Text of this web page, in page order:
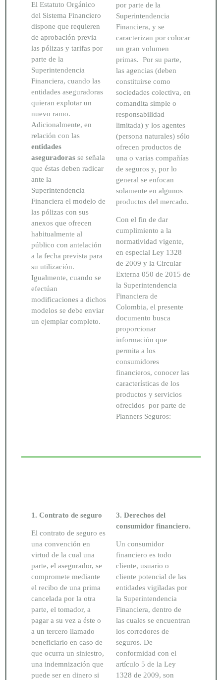
El Estatuto Orgánico
del Sistema Financiero
dispone que requieren
de aprobación previa
las pólizas y tarifas por
parte de la
Superintendencia
Financiera, cuando las
entidades aseguradoras
quieran explotar un
nuevo ramo.
Adicionalmente, en
relación con las
entidades
aseguradoras se señala
que éstas deben radicar
ante la
Superintendencia
Financiera el modelo de
las pólizas con sus
anexos que ofrecen
habitualmente al
público con antelación
a la fecha prevista para
su utilización.
Igualmente, cuando se
efectúan
modificaciones a dichos
modelos se debe enviar
un ejemplar completo.
por parte de la
Superintendencia
Financiera, y se
caracterizan por colocar
un gran volumen
primas. Por su parte,
las agencias (deben
constituirse como
sociedades colectiva, en
comandita simple o
responsabilidad
limitada) y los agentes
(persona naturales) sólo
ofrecen productos de
una o varias compañías
de seguros y, por lo
general se enfocan
solamente en algunos
productos del mercado.
Con el fin de dar
cumplimiento a la
normatividad vigente,
en especial Ley 1328
de 2009 y la Circular
Externa 050 de 2015 de
la Superintendencia
Financiera de
Colombia, el presente
documento busca
proporcionar
información que
permita a los
consumidores
financieros, conocer las
características de los
productos y servicios
ofrecidos por parte de
Planners Seguros:
1. Contrato de seguro
El contrato de seguro es
una convención en
virtud de la cual una
parte, el asegurador, se
compromete mediante
el recibo de una prima
cancelada por la otra
parte, el tomador, a
pagar a su vez a éste o
a un tercero llamado
beneficiario en caso de
que ocurra un siniestro,
una indemnización que
puede ser en dinero si
3. Derechos del
consumidor financiero.
Un consumidor
financiero es todo
cliente, usuario o
cliente potencial de las
entidades vigiladas por
la Superintendencia
Financiera, dentro de
las cuales se encuentran
los corredores de
seguros. De
conformidad con el
artículo 5 de la Ley
1328 de 2009, son